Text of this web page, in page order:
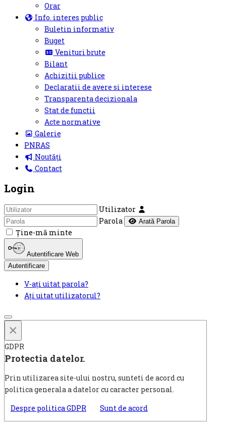
Orar
Info. interes public
Buletin informativ
Buget
Venituri brute
Bilant
Achizitii publice
Declaratii de avere si interese
Transparenta decizionala
Stat de functii
Acte normative
Galerie
PNRAS
Noutăți
Contact
Login
Utilizator
Parola
Arată Parola
Ţine-mă minte
Autentificare Web
Autentificare
V-ați uitat parola?
Ați uitat utilizatorul?
×
GDPR
Protectia datelor.
Prin utilizarea site-ului nostru, sunteti de acord cu
politica generala a datelor cu caracter personal.
Despre politica GDPR
Sunt de acord